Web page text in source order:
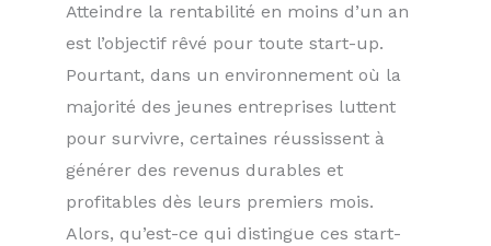
Atteindre la rentabilité en moins d’un an
est l’objectif rêvé pour toute start-up.
Pourtant, dans un environnement où la
majorité des jeunes entreprises luttent
pour survivre, certaines réussissent à
générer des revenus durables et
profitables dès leurs premiers mois.
Alors, qu’est-ce qui distingue ces start-